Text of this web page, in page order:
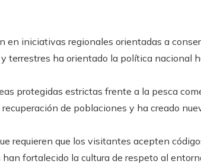
en iniciativas regionales orientadas a
terrestres ha orientado la política nacional
protegidas estrictas frente a la pesca
de poblaciones y ha creado
requieren que los visitantes acepten
fortalecido la cultura de respeto al